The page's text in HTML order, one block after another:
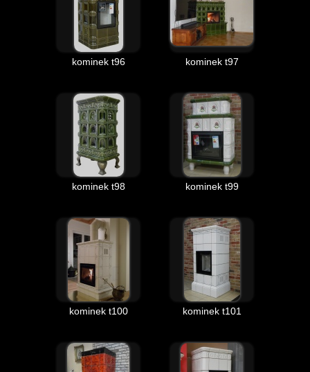
kominek t96 kominek t97
kominek t98 kominek t99
kominek t100 kominek t101